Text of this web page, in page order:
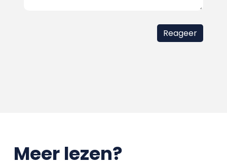
Meer lezen?